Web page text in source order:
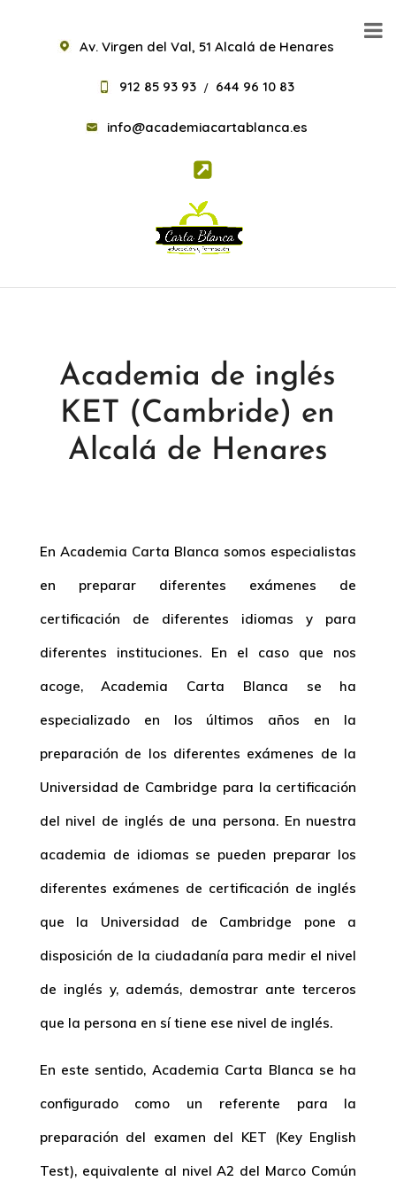
Av. Virgen del Val, 51 Alcalá de Henares
912 85 93 93 / 644 96 10 83
info@academiacartablanca.es
Academia de inglés
KET (Cambride) en
Alcalá de Henares
En Academia Carta Blanca somos especialistas
en preparar diferentes exámenes de
certificación de diferentes idiomas y para
diferentes instituciones. En el caso que nos
acoge, Academia Carta Blanca se ha
especializado en los últimos años en la
preparación de los diferentes exámenes de la
Universidad de Cambridge para la certificación
del nivel de inglés de una persona. En nuestra
academia de idiomas se pueden preparar los
diferentes exámenes de certificación de inglés
que la Universidad de Cambridge pone a
disposición de la ciudadanía para medir el nivel
de inglés y, además, demostrar ante terceros
que la persona en sí tiene ese nivel de inglés.
En este sentido, Academia Carta Blanca se ha
configurado como un referente para la
preparación del examen del KET (Key English
Test), equivalente al nivel A2 del Marco Común